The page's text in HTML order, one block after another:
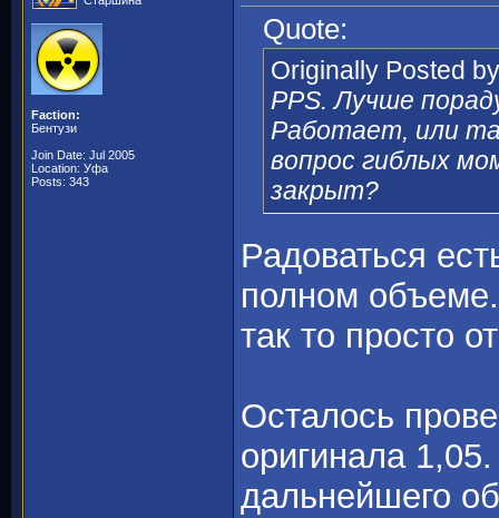
Faction:
Бентузи
Join Date: Jul 2005
Location: Уфа
Posts: 343
Quote:
Originally Posted
PPS. Лучше
Работает, или
вопрос гиблых
закрыт?
Радоваться
полном
так то просто
Осталось
оригинала
дальнейшего